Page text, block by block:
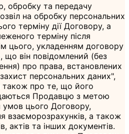
обробку та передачу
на обробку персональних
терміну дії Договору, а
терміну після
цього, укладенням договору
що він повідомлений (без
про права, встановлених
персональних даних",
також про те, що його
Продавцю з метою
умов цього Договору,
взаєморозрахунків, а також
актів та інших документів.